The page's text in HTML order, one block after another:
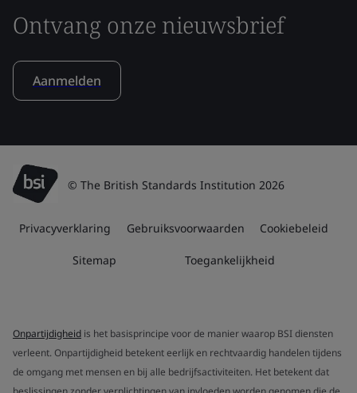
Ontvang onze nieuwsbrief
Aanmelden
© The British Standards Institution 2026
Privacyverklaring Gebruiksvoorwaarden Cookiebeleid
Sitemap Toegankelijkheid
Onpartijdigheid is het basisprincipe voor de manier waarop BSI diensten
verleent. Onpartijdigheid betekent eerlijk en rechtvaardig handelen tijdens
de omgang met mensen en bij alle bedrijfsactiviteiten. Het betekent dat